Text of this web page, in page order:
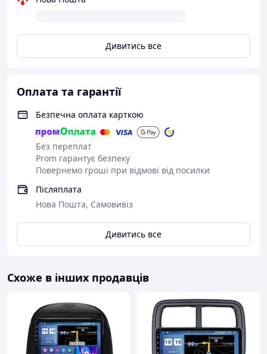
Технічні характеристики:
Система: Android 13
Роздільна здатність екрана: 1024*600
Робоча температура: -10°C-60°C
Версія Bluetooth: 5.1
Чип підсилювача потужності: TDA7388
Радіодіапазон: FM
Відеовихід: Підтримка
Карти: Вбудовані офлайн-карти.
Дивитись все
Оплата та гарантії
Безпечна оплата карткою
Без переплат
Prom гарантує безпеку
Повернемо гроші при відмові від посилки
Післяплата
Нова Пошта, Самовивіз
Дивитись все
Схоже в інших продавців